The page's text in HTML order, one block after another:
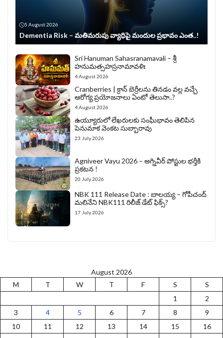
5 August 2026
Dementia Risk – మతిమరుపు వ్యాధిపై మందుల ప్రభావం ఎంత..!
Sri Hanuman Sahasranamavali – శ్రీ
హనుమత్సహస్రనామావళిః
4 August 2026
Cranberries | క్రాన్ బెర్రీల‌ను తిన‌డం వ‌ల్ల వచ్చే
ఆరోగ్య ప్రయోజనాలు ఏంటో తెలుసా..?
4 August 2026
ఉయ్యూరులో లేఖరులకు సంఘీభావం తెలిపిన
పెనుమాక వెంకట సుబ్బారావు
23 July 2026
Agniveer Vayu 2026 – అగ్నివీర్‌ పోస్టుల భర్తీకి
ప్రకటన !
20 July 2026
NBK 111 Release Date : బాలయ్య – గోపీచంద్
మలినేని NBK111 రిలీజ్ డేట్ ఫిక్స్?
17 July 2026
August 2026
M
T W T F S
S
1
2
3
4 5 6 7 8
9
10
11 12 13 14 15
16